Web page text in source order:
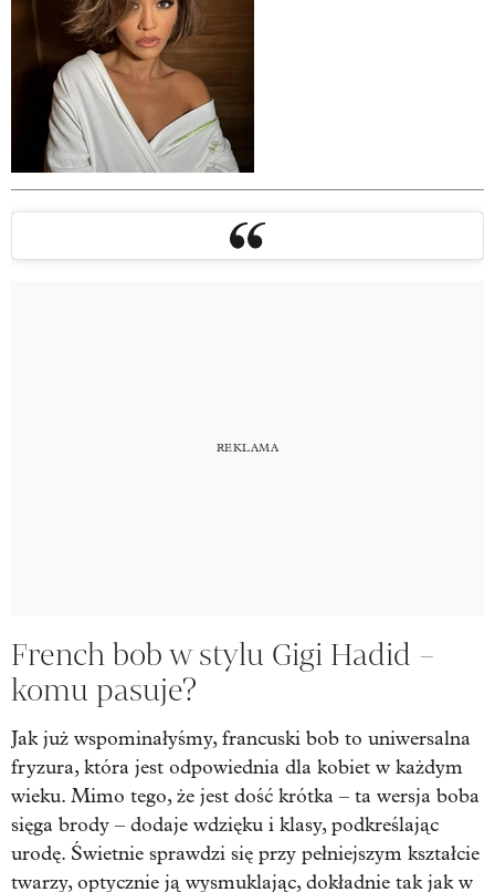
French bob w stylu Gigi Hadid –
komu pasuje?
Jak już wspominałyśmy, francuski bob to uniwersalna
fryzura, która jest odpowiednia dla kobiet w każdym
wieku. Mimo tego, że jest dość krótka – ta wersja boba
sięga brody – dodaje wdzięku i klasy, podkreślając
urodę. Świetnie sprawdzi się przy pełniejszym kształcie
twarzy, optycznie ją wysmuklając, dokładnie tak jak w